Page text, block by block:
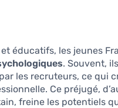
éducatifs, les jeunes
. Souvent,
les recruteurs, ce qui
Ce préjugé,
freine les potentiels